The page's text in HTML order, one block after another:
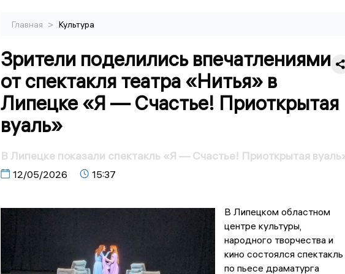
Главная > Культура
Зрители поделились впечатлениями
от спектакля театра «Нитья» в
Липецке «Я — Счастье! Приоткрытая
вуаль»
В Липецке показали спектакль «Я — Счастье! Приоткрытая
12/05/2026 15:37
В Липецком областном
центре культуры,
народного творчества и
кино состоялся спектакль
по пьесе драматурга